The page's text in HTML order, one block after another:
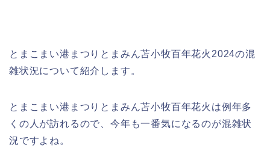
とまこまい港まつりとまみん苫小牧百年花火2024の混
雑状況について紹介します。
とまこまい港まつりとまみん苫小牧百年花火は例年多
くの人が訪れるので、今年も一番気になるのが混雑状
況ですよね。